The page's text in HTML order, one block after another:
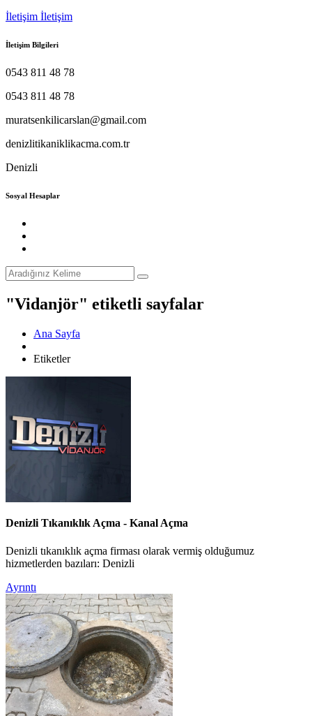
İletişim İletişim
İletişim Bilgileri
0543 811 48 78
0543 811 48 78
muratsenkilicarslan@gmail.com
denizlitikaniklikacma.com.tr
Denizli
Sosyal Hesaplar
"Vidanjör" etiketli sayfalar
Ana Sayfa
Etiketler
Denizli Tıkanıklık Açma - Kanal Açma
Denizli tıkanıklık açma firması olarak vermiş olduğumuz
hizmetlerden bazıları: Denizli
Ayrıntı